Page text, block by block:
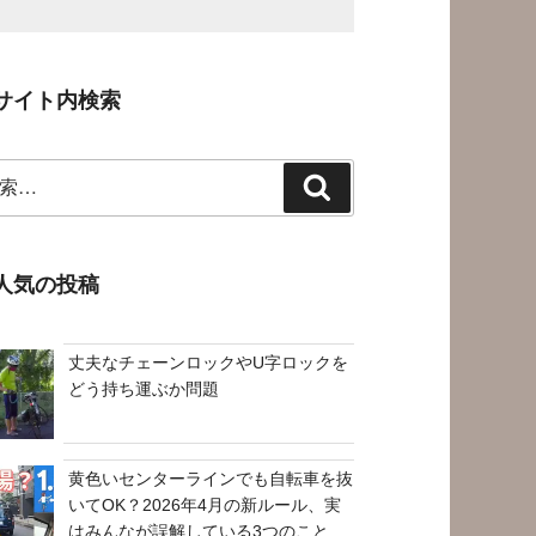
イト内検索
索
気の投稿
丈夫なチェーンロックやU字ロックを
どう持ち運ぶか問題
黄色いセンターラインでも自転車を抜
いてOK？2026年4月の新ルール、実
はみんなが誤解している3つのこと